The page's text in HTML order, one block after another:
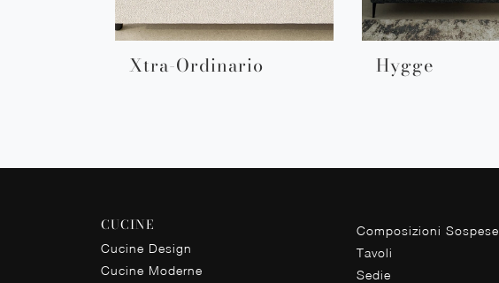
Xtra-Ordinario Hygge
CUCINE
Cucine Design
Cucine Moderne
Composizioni Sospese
Tavoli
Sedie